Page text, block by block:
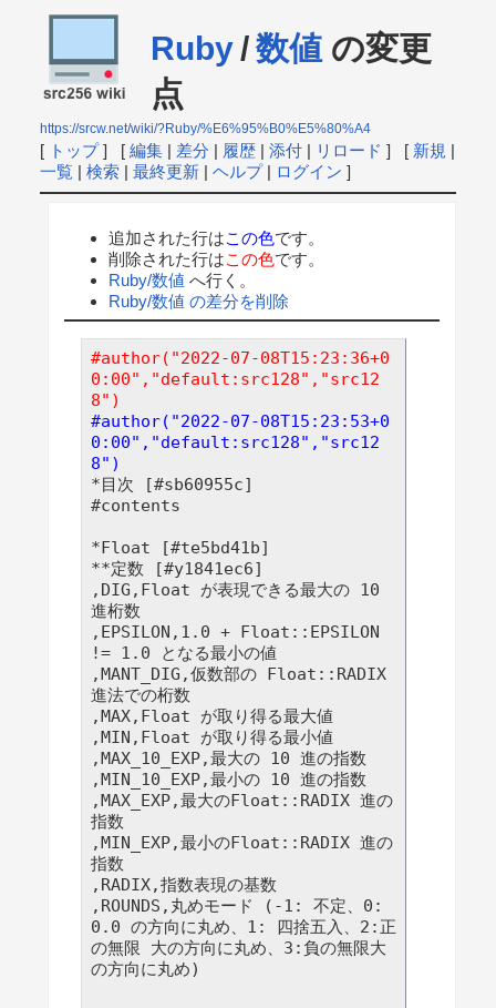
Ruby/数値の変更
点
https://srcw.net/wiki/?Ruby/%E6%95%B0%E5%80%A4
[ トップ] [ 編集| 差分 | 履歴| 添付| リロード ] [ 新規 |
一覧| 検索| 最終更新| ヘルプ| ログイン ]
追加された行はこの色です。
削除された行はこの色です。
Ruby/数値 へ行く。
Ruby/数値 の差分を削除
#author("2022-07-08T15:23:36+0
0:00","default:src128","src12
8")
#author("2022-07-08T15:23:53+0
0:00","default:src128","src12
8")
*目次 [#sb60955c]
#contents
*Float [#te5bd41b]
**定数 [#y1841ec6]
,DIG,Float が表現できる最大の 10
進桁数
,EPSILON,1.0 + Float::EPSILON
!= 1.0 となる最小の値
,MANT_DIG,仮数部の Float::RADIX
進法での桁数
,MAX,Float が取り得る最大値
,MIN,Float が取り得る最小値
,MAX_10_EXP,最大の 10 進の指数
,MIN_10_EXP,最小の 10 進の指数
,MAX_EXP,最大のFloat::RADIX 進の
指数
,MIN_EXP,最小のFloat::RADIX 進の
指数
,RADIX,指数表現の基数
,ROUNDS,丸めモード (-1: 不定、0:
0.0 の方向に丸め、1: 四捨五入、2:正
の無限 大の方向に丸め、3:負の無限大
の方向に丸め)